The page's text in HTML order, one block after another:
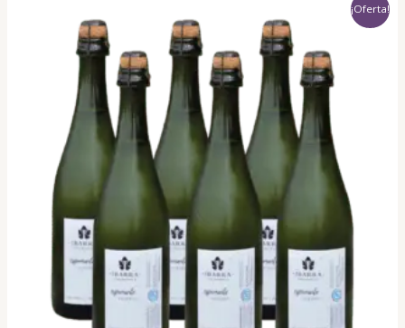
¡Oferta!
price
was:
$ 90.000,00.
price
$ 82.000,00.